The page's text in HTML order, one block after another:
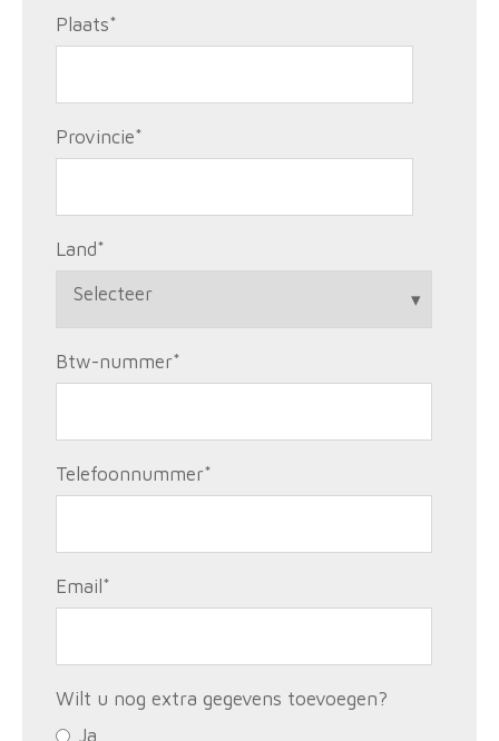
Plaats*
Provincie*
Land*
Btw-nummer*
Telefoonnummer*
Email *
Wilt u nog extra gegevens toevoegen?
Ja